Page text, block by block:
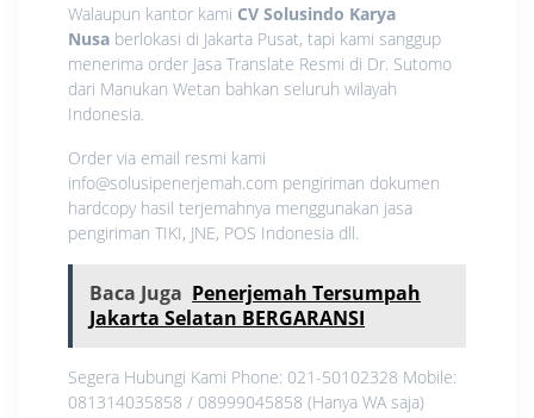
Walaupun kantor kami CV Solusindo Karya
Nusa berlokasi di Jakarta Pusat, tapi kami sanggup
menerima order Jasa Translate Resmi di Dr. Sutomo
dari Manukan Wetan bahkan seluruh wilayah
Indonesia.
Order via email resmi kami
info@solusipenerjemah.com pengiriman dokumen
hardcopy hasil terjemahnya menggunakan jasa
pengiriman TIKI, JNE, POS Indonesia dll.
Baca Juga Penerjemah Tersumpah
Jakarta Selatan BERGARANSI
Segera Hubungi Kami Phone: 021-50102328 Mobile:
081314035858 / 08999045858 (Hanya WA saja)